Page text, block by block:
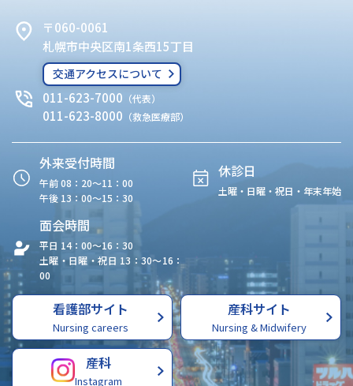
〒060-0061
札幌市中央区南1条西15丁目
交通アクセスについて
011-623-7000 （代表）
011-623-8000 （救急医療部）
外来受付時間
午前 08：20〜11：00
午後 13：00〜15：30
休診日
土曜・日曜・祝日・年末年始
面会時間
平日 14：00〜16：30
土曜・日曜・祝日 13：30〜16：
00
看護部サイト
Nursing careers
産科サイト
Nursing & Midwifery
産科
Instagram